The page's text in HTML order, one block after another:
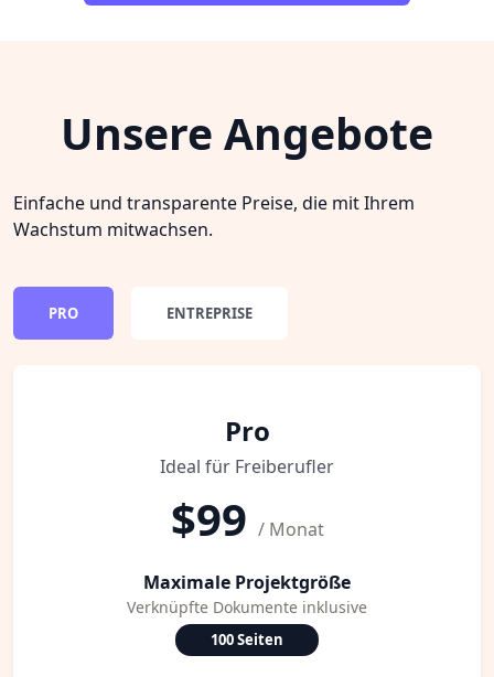
Unsere Angebote
Einfache und transparente Preise, die mit Ihrem
Wachstum mitwachsen.
PRO ENTREPRISE
Pro
Ideal für Freiberufler
$99 / Monat
Maximale Projektgröße
Verknüpfte Dokumente inklusive
100 Seiten